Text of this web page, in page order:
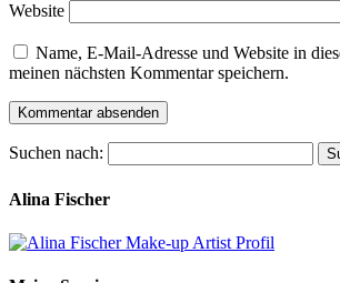
Website
Name, E-Mail-Adresse und Website in
meinen nächsten Kommentar speichern.
Suchen nach:
Alina Fischer